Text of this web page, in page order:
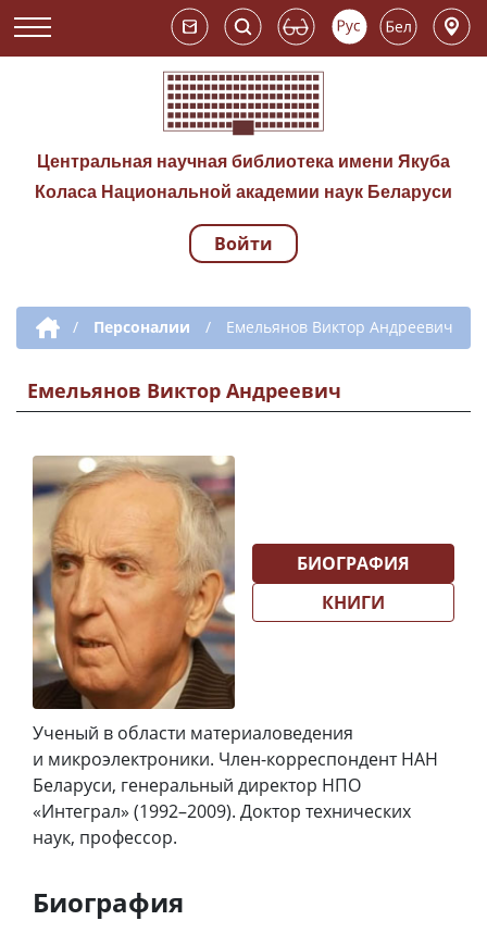
Центральная научная библиотека имени Якуба
Коласа Национальной академии наук Беларуси
Навигация по
Войти
Дополнительная навигация
/ Персоналии / Емельянов Виктор Андреевич
Емельянов Виктор Андреевич
Ученый в области материаловедения
и микроэлектроники. Член-корреспондент НАН
Беларуси, генеральный директор НПО
«Интеграл» (1992–2009). Доктор технических
наук, профессор.
БИОГРАФИЯ
КНИГИ
Биография